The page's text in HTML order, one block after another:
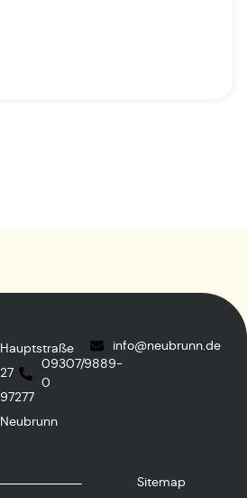
Hauptstraße
27
97277
Neubrunn
09307/9889-
0
info@neubrunn.de
Sitemap